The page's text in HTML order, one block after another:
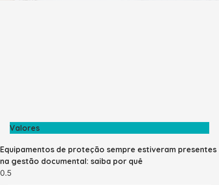
Valores
Equipamentos de proteção sempre estiveram presentes
na gestão documental: saiba por quê